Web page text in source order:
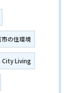
市の住環境
Living